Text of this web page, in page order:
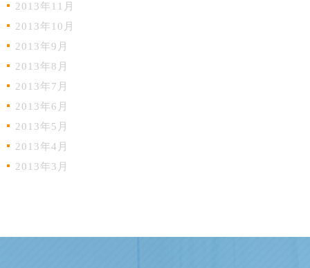
2013年11月
2013年10月
2013年9月
2013年8月
2013年7月
2013年6月
2013年5月
2013年4月
2013年3月